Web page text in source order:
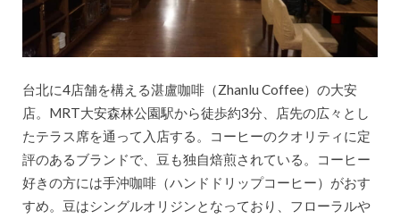
台北に4店舗を構える湛盧咖啡（Zhanlu Coffee）の大安
店。MRT大安森林公園駅から徒歩約3分、店先の広々とし
たテラス席を通って入店する。コーヒーのクオリティに定
評のあるブランドで、豆も独自焙煎されている。コーヒー
好きの方には手沖咖啡（ハンドドリップコーヒー）がおす
すめ。豆はシングルオリジンとなっており、フローラルや